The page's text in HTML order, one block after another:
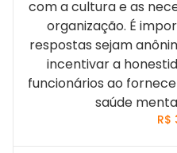
com a cultura e as
organização. É
respostas sejam
incentivar a
funcionários ao
saúde
R$